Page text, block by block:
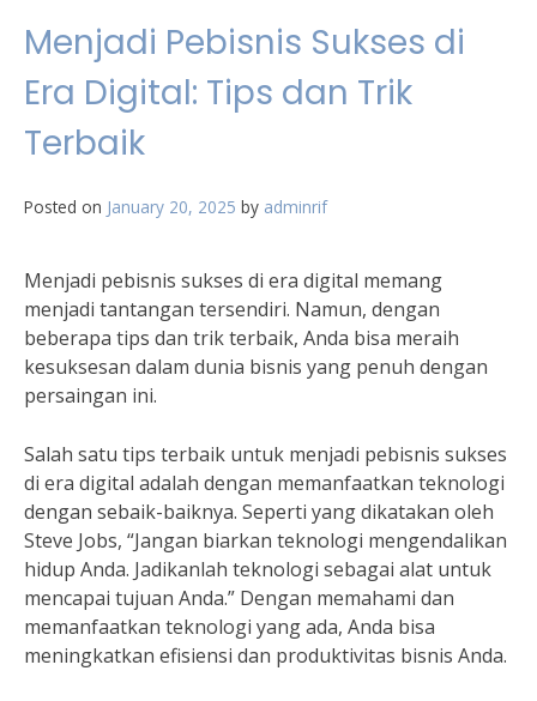
Menjadi Pebisnis Sukses di
Era Digital: Tips dan Trik
Terbaik
Posted on January 20, 2025 by adminrif
Menjadi pebisnis sukses di era digital memang
menjadi tantangan tersendiri. Namun, dengan
beberapa tips dan trik terbaik, Anda bisa meraih
kesuksesan dalam dunia bisnis yang penuh dengan
persaingan ini.
Salah satu tips terbaik untuk menjadi pebisnis sukses
di era digital adalah dengan memanfaatkan teknologi
dengan sebaik-baiknya. Seperti yang dikatakan oleh
Steve Jobs, “Jangan biarkan teknologi mengendalikan
hidup Anda. Jadikanlah teknologi sebagai alat untuk
mencapai tujuan Anda.” Dengan memahami dan
memanfaatkan teknologi yang ada, Anda bisa
meningkatkan efisiensi dan produktivitas bisnis Anda.